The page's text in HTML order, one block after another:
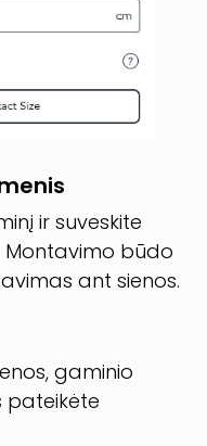
ir suveskite
Montavimo būdo
ant sienos.
gaminio
pateikėte